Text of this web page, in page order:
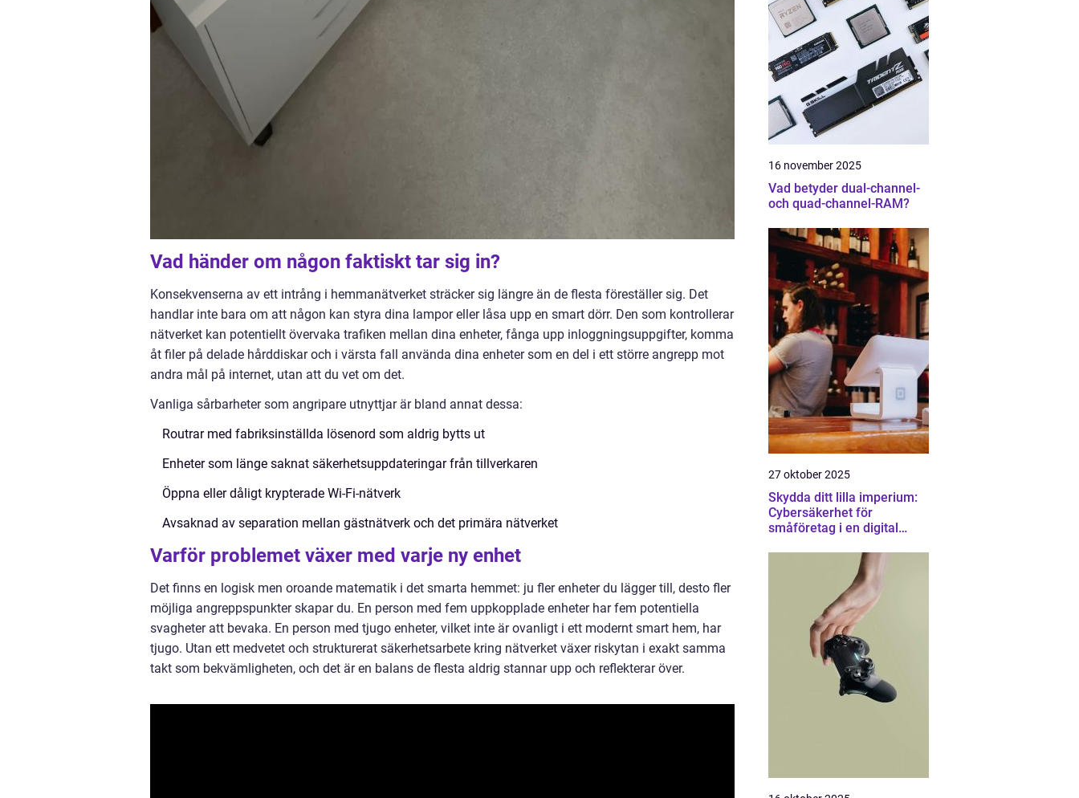
Vad händer om någon faktiskt tar sig in?
Konsekvenserna av ett intrång i hemmanätverket sträcker sig längre än de flesta föreställer sig. Det
handlar inte bara om att någon kan styra dina lampor eller låsa upp en smart dörr. Den som kontrollerar
nätverket kan potentiellt övervaka trafiken mellan dina enheter, fånga upp inloggningsuppgifter, komma
åt filer på delade hårddiskar och i värsta fall använda dina enheter som en del i ett större angrepp mot
andra mål på internet, utan att du vet om det.
Vanliga sårbarheter som angripare utnyttjar är bland annat dessa:
Routrar med fabriksinställda lösenord som aldrig bytts ut
Enheter som länge saknat säkerhetsuppdateringar från tillverkaren
Öppna eller dåligt krypterade Wi-Fi-nätverk
Avsaknad av separation mellan gästnätverk och det primära nätverket
Varför problemet växer med varje ny enhet
Det finns en logisk men oroande matematik i det smarta hemmet: ju fler enheter du lägger till, desto fler
möjliga angreppspunkter skapar du. En person med fem uppkopplade enheter har fem potentiella
svagheter att bevaka. En person med tjugo enheter, vilket inte är ovanligt i ett modernt smart hem, har
tjugo. Utan ett medvetet och strukturerat säkerhetsarbete kring nätverket växer riskytan i exakt samma
takt som bekvämligheten, och det är en balans de flesta aldrig stannar upp och reflekterar över.
16 november 2025
Vad betyder dual-channel-
och quad-channel-RAM?
27 oktober 2025
Skydda ditt lilla imperium:
Cybersäkerhet för
småföretag i en digital